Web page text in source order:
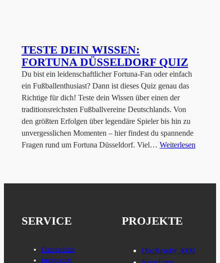
TESTE DEIN WISSEN:
FORTUNA DÜSSELDORF QUIZ
Du bist ein leidenschaftlicher Fortuna-Fan oder einfach
ein Fußballenthusiast? Dann ist dieses Quiz genau das
Richtige für dich! Teste dein Wissen über einen der
traditionsreichsten Fußballvereine Deutschlands. Von
den größten Erfolgen über legendäre Spieler bis hin zu
unvergesslichen Momenten – hier findest du spannende
Fragen rund um Fortuna Düsseldorf. Viel… Weiterlesen
SERVICE
Datenschutz
Impressum
PROJEKTE
DocReader 3000